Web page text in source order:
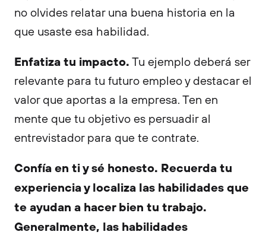
no olvides relatar una buena historia en la
que usaste esa habilidad.
Enfatiza tu impacto. Tu ejemplo deberá ser
relevante para tu futuro empleo y destacar el
valor que aportas a la empresa. Ten en
mente que tu objetivo es persuadir al
entrevistador para que te contrate.
Confía en ti y sé honesto. Recuerda tu
experiencia y localiza las habilidades que
te ayudan a hacer bien tu trabajo.
Generalmente, las habilidades